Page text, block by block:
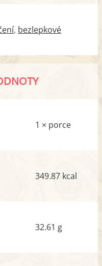
bezlepkové
1 × porce
349.87 kcal
32.61 g